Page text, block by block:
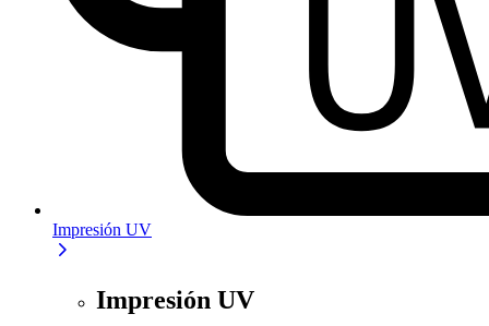
Impresión UV
Impresión UV